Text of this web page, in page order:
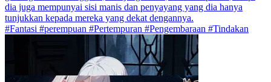
dia juga mempunyai sisi manis dan penyayang yang dia hanya
tunjukkan kepada mereka yang dekat dengannya.
#Fantasi #perempuan #Pertempuran #Pengembaraan #Tindakan